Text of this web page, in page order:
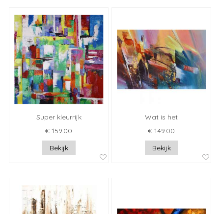
Super kleurrijk
€ 159.00
Bekijk
Wat is het
€ 149.00
Bekijk